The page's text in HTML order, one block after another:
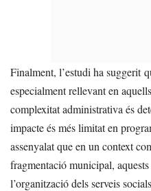
Finalment, l’estudi ha suggerit
especialment rellevant en
complexitat administrativa és
impacte és més limitat en
assenyalat que en un context
fragmentació municipal,
l’organització dels serveis